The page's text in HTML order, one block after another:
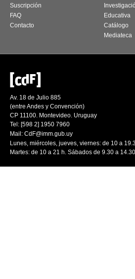
Suscripción
FAQ
Contacto
Educativa
Catálogo
Mediateca
Av. 18 de Julio 885
(entre Andes y Convención)
CP 11100. Montevideo. Uruguay
Tel: [598 2] 1950 7960
Mail: CdF@imm.gub.uy
Lunes, miércoles, jueves, viernes: de 10 a
Martes: de 10 a 21 h. Sábados de 9.30 a